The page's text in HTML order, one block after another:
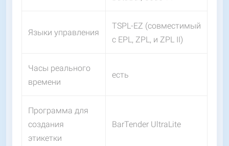
Языки управления
TSPL-EZ (совместимый
с EPL, ZPL, и ZPL II)
Часы реального
времени
есть
Программа для
создания
этикетки
BarTender UltraLite